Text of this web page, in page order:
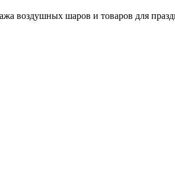
воздушных шаров и товаров для